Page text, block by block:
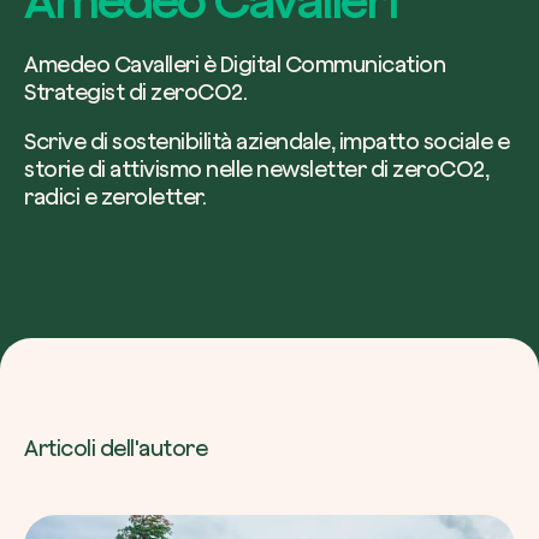
Amedeo Cavalleri è Digital Communication
Strategist di zeroCO2.
Scrive di sostenibilità aziendale, impatto sociale e
storie di attivismo nelle newsletter di zeroCO2,
radici e zeroletter.
Articoli dell'autore
Crea la tua foresta
Azienda*
Servizio di interesse
Come possiamo aiutarti?*